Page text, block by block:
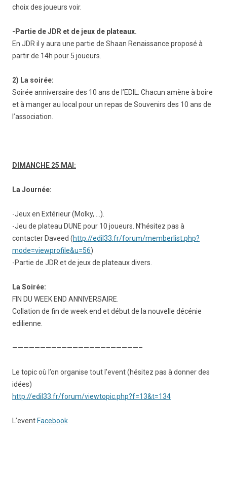
choix des joueurs voir.
-Partie de JDR et de jeux de plateaux.
En JDR il y aura une partie de Shaan Renaissance proposé à
partir de 14h pour 5 joueurs.
2) La soirée:
Soirée anniversaire des 10 ans de l’EDIL: Chacun amène à boire
et à manger au local pour un repas de Souvenirs des 10 ans de
l’association.
DIMANCHE 25 MAI:
La Journée:
-Jeux en Extérieur (Molky, …).
-Jeu de plateau DUNE pour 10 joueurs. N’hésitez pas à
contacter Daveed (http://edil33.fr/forum/memberlist.php?
mode=viewprofile&u=56)
-Partie de JDR et de jeux de plateaux divers.
La Soirée:
FIN DU WEEK END ANNIVERSAIRE.
Collation de fin de week end et début de la nouvelle décénie
edilienne.
————————–————————–—————–
Le topic où l’on organise tout l’event (hésitez pas à donner des
idées)
http://edil33.fr/forum/viewtopic.php?f=13&t=134
L’event Facebook